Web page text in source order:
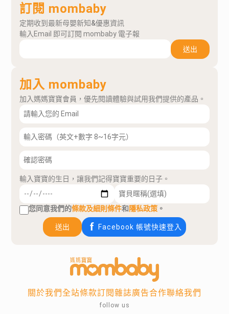
訂閱 mombaby
定期收到最新母嬰新知&優惠資訊
輸入Email 即可訂閱 mombaby 電子報
送出
加入 mombaby
加入媽媽寶寶會員，優先閱讀體驗與試用我們提供的產品。
輸入寶寶的生日，讓我們記得寶寶重要的日子。
您同意我們的條款及細則條件和隱私政策 。
送出 Facebook 帳號快速登入
關於我們全站條款訂閱雜誌廣告合作聯絡我們
follow us